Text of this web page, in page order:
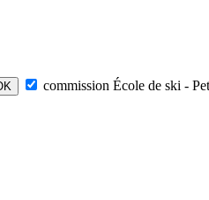
commission École de ski -